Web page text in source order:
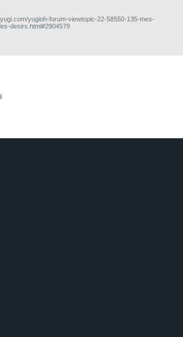
yugioh-forum-viewtopic-22-58550-135-mes-
desirs.html#2904579